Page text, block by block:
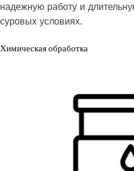
надежную работу и
суровых условиях.
Химическая обработка